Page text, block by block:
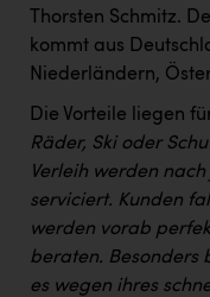
Vier Diamanten
Vorlagenportal
Wirtschaftskammer
ZULuft - Zukunft Luft
Thorsten Schmitz.
kommt aus
Niederländern,
Die Vorteile liegen
Räder, Ski oder
Verleih werden
serviciert. Kunden
werden vorab
beraten. Besonders
es wegen ihres